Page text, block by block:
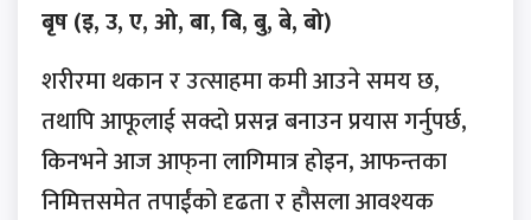
बृष (इ, उ, ए, ओ, बा, बि, बु, बे, बो)
शरीरमा थकान र उत्साहमा कमी आउने समय छ,
तथापि आफूलाई सक्दो प्रसन्न बनाउन प्रयास गर्नुपर्छ,
किनभने आज आफ्‌ना लागिमात्र होइन, आफन्तका
निमित्तसमेत तपाईंको दृढता र हौसला आवश्यक